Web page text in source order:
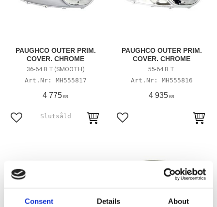
Consent Details About
PAUGHCO OUTER PRIM.
COVER. CHROME
36-64 B.T.(SMOOTH)
MH555817
4 775 KR
Lägg till i favoriter
PAUGHCO OUTER PRIM.
COVER. CHROME
55-64 B.T.
MH555816
4 935 KR
Lägg till i favoriter